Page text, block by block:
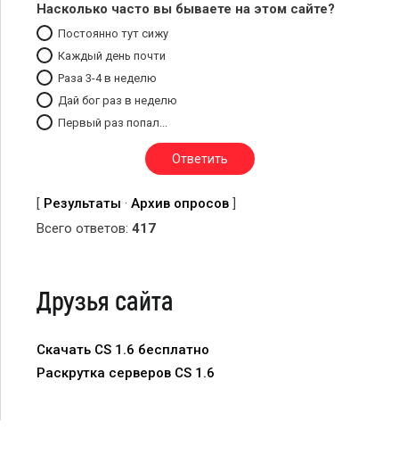
Насколько часто вы бываете на этом сайте?
Постоянно тут сижу
Каждый день почти
Раза 3-4 в неделю
Дай бог раз в неделю
Первый раз попал...
[ Результаты · Архив опросов ]
Всего ответов: 417
Друзья сайта
Скачать CS 1.6 бесплатно
Раскрутка серверов CS 1.6